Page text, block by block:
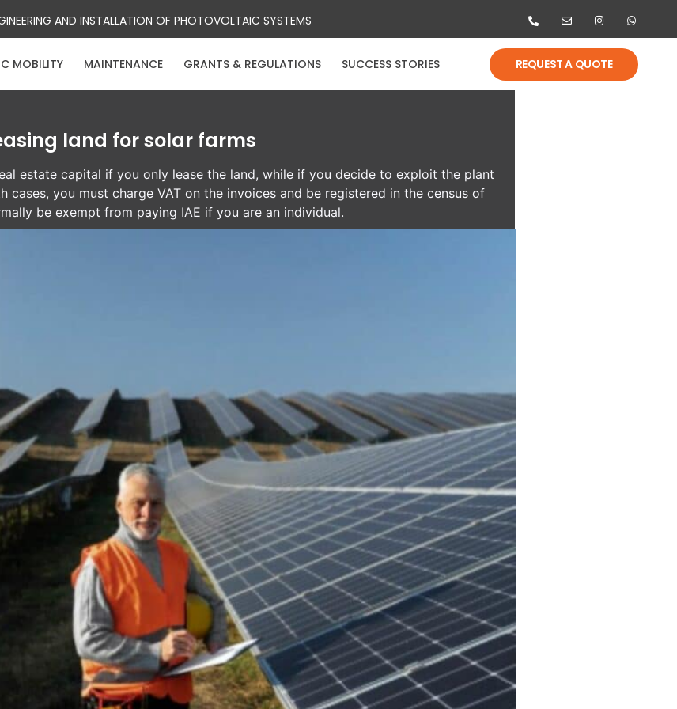
AND INSTALLATION OF PHOTOVOLTAIC SYSTEMS
MOBILITY MAINTENANCE GRANTS & REGULATIONS SUCCESS STORIES REQUEST A QUOTE
land for solar farms
estate capital if you only lease the land, while if you decide to exploit the plant
you must charge VAT on the invoices and be registered in the census of
be exempt from paying IAE if you are an individual.